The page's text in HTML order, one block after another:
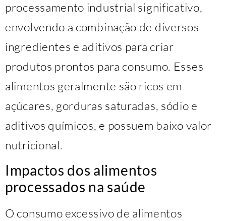
processamento industrial significativo,
envolvendo a combinação de diversos
ingredientes e aditivos para criar
produtos prontos para consumo. Esses
alimentos geralmente são ricos em
açúcares, gorduras saturadas, sódio e
aditivos químicos, e possuem baixo valor
nutricional.
Impactos dos alimentos
processados na saúde
O consumo excessivo de alimentos